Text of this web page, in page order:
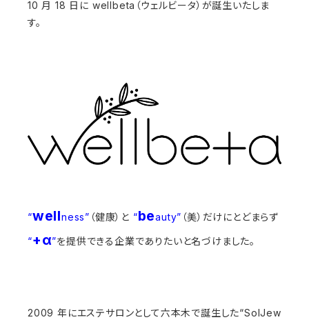
10 月 18 日に wellbeta（ウェルビータ）が誕生いたしま
す。
“wellness” （健康）と “beauty” （美）だけにとどまらず
“+α”を提供できる企業でありたいと名づけました。
2009 年にエステサロンとして六本木で誕生した“SolJew